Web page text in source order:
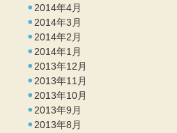
2014年4月
2014年3月
2014年2月
2014年1月
2013年12月
2013年11月
2013年10月
2013年9月
2013年8月